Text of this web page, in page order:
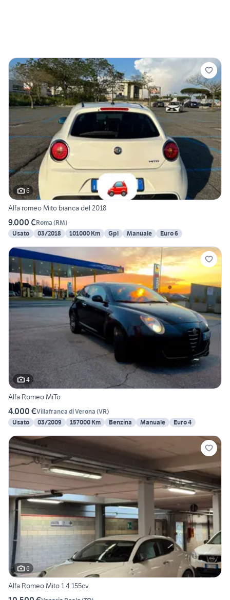
6
Alfa romeo Mito bianca del 2018
9.000 €Roma (RM)
Usato
03/2018 101000 Km Gpl Manuale Euro 6
4
Alfa Romeo MiTo
4.000 €Villafranca di Verona (VR)
Usato
03/2009 157000 Km Benzina Manuale Euro 4
6
Alfa Romeo Mito 1.4 155cv